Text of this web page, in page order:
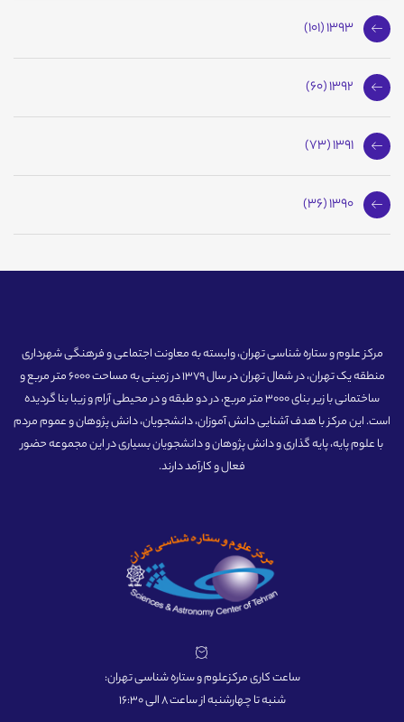
1393 (101)
1392 (60)
1391 (73)
1390 (36)
مرکز علوم و ستاره شناسی تهران، وابسته به معاونت اجتماعی و فرهنگی شهرداری
منطقه یک تهران، در شمال تهران در سال 1379 در زمینی به مساحت 6000 متر مربع و
ساختمانی با زیر بنای 3000 متر مربع، در دو طبقه و در محیطی آرام و زیبا بنا گردیده
است. این مرکز با هدف آشنایی دانش آموزان، دانشجویان، دانش پژوهان و عموم مردم
با علوم پایه، پایه گذاری و دانش پژوهان و دانشجویان بسیاری در این مجموعه حضور
فعال و کارآمد دارند.
ساعت کاری مرکزعلوم و ستاره شناسی تهران:
شنبه تا چهارشنبه از ساعت 8 الی 16:30